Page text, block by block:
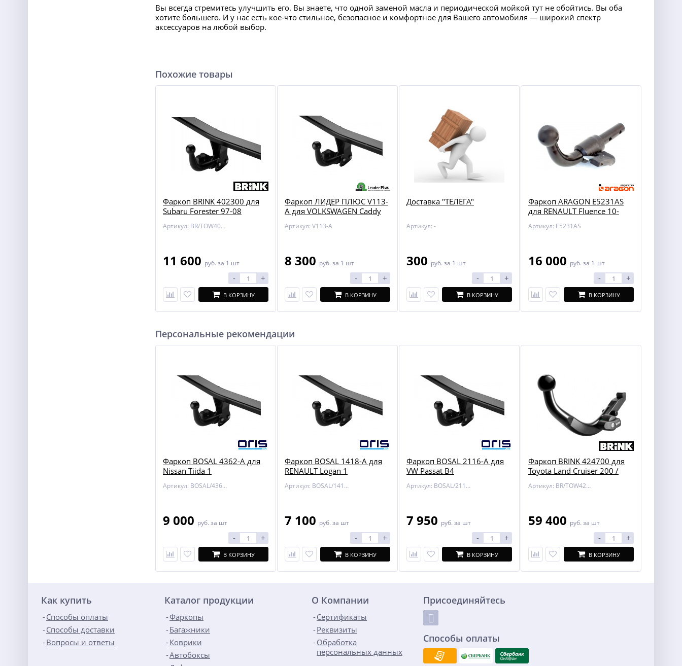
Вы всегда стремитесь улучшить его. Вы знаете, что одной заменой масла и периодической мойкой тут не обойтись. Вы оба
хотите большего. И у нас есть кое-что стильное, безопасное и комфортное для Вашего автомобиля — широкий спектр
аксессуаров на любой выбор.
Похожие товары
Фаркоп BRINK 402300 для
Subaru Forester 97-08
Артикул: BR/TOW402300
11 600 руб. за 1 шт
- +
В КОРЗИНУ
Фаркоп ЛИДЕР ПЛЮС V113-
A для VOLKSWAGEN Caddy
Артикул: V113-A
8 300 руб. за 1 шт
- +
В КОРЗИНУ
Доставка "ТЕЛЕГА"
Артикул: -
300 руб. за 1 шт
- +
В КОРЗИНУ
Фаркоп ARAGON E5231AS
для RENAULT Fluence 10-
Артикул: E5231AS
16 000 руб. за 1 шт
- +
В КОРЗИНУ
Персональные рекомендации
Фаркоп BOSAL 4362-A для
Nissan Tiida 1
Артикул: BOSAL/4362-A
9 000 руб. за шт
- +
В КОРЗИНУ
Фаркоп BOSAL 1418-A для
RENAULT Logan 1
Артикул: BOSAL/1418-A
7 100 руб. за шт
- +
В КОРЗИНУ
Фаркоп BOSAL 2116-A для
VW Passat B4
Артикул: BOSAL/2116-A
7 950 руб. за шт
- +
В КОРЗИНУ
Фаркоп BRINK 424700 для
Toyota Land Cruiser 200 /
Артикул: BR/TOW424700
59 400 руб. за шт
- +
В КОРЗИНУ
Как купить
Способы оплаты
Способы доставки
Вопросы и ответы
Каталог продукции
Фаркопы
Багажники
Коврики
Автобоксы
О Компании
Сертификаты
Реквизиты
Обработка
персональных данных
Присоединяйтесь
Способы оплаты